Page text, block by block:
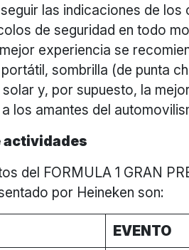
las indicaciones de
de seguridad en todo
experiencia se
sombrilla (de punta
y, por supuesto, la
los amantes del
actividades
del FORMULA 1 GRAN
por Heineken son:
EVENTO